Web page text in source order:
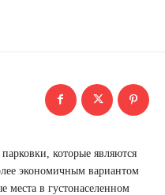
которые являются
экономичным вариантом
места в густонаселенном